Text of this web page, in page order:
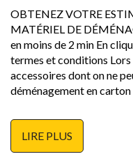
OBTENEZ VOTRE
MATÉRIEL DE
en moins de 2 min En
termes et conditions Lors
accessoires dont on ne
déménagement en
LIRE PLUS